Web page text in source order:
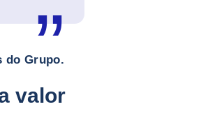
do Grupo.
valor